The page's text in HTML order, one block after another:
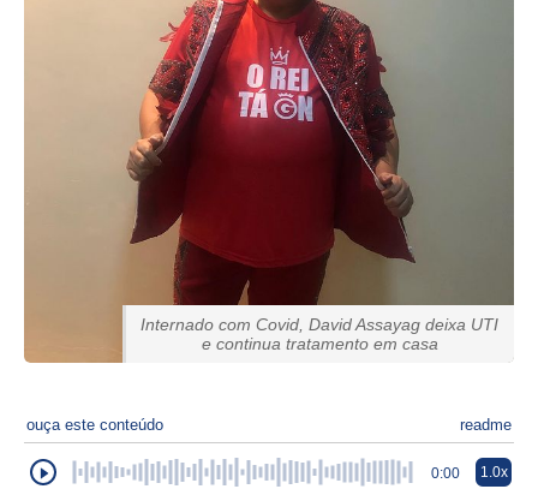
Internado com Covid, David Assayag deixa UTI
e continua tratamento em casa
ouça este conteúdo readme
0:00 1.0x